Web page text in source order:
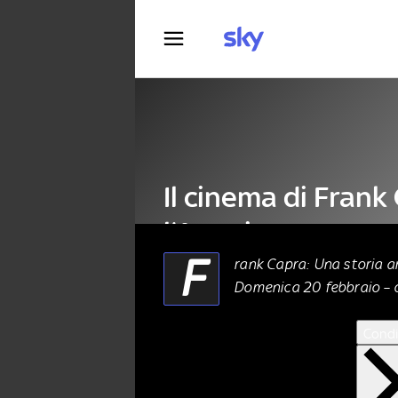
Il cinema di Frank
l’America
CINEMA 18 Febbraio 2022
F
rank Capra: Una storia
Domenica 20 febbraio –